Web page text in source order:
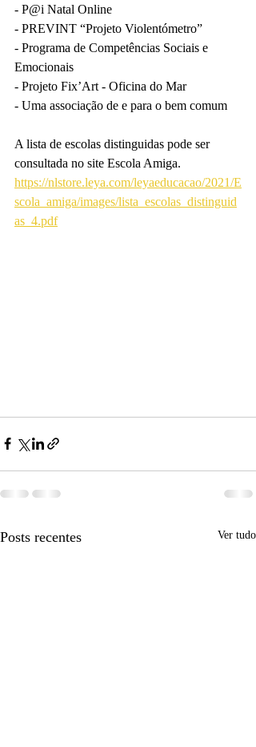
- P@i Natal Online
- PREVINT “Projeto Violentómetro”
- Programa de Competências Sociais e
Emocionais
- Projeto Fix’Art - Oficina do Mar
- Uma associação de e para o bem comum
A lista de escolas distinguidas pode ser
consultada no site Escola Amiga.
https://nlstore.leya.com/leyaeducacao/2021/E
scola_amiga/images/lista_escolas_distinguid
as_4.pdf
Posts recentes Ver tudo